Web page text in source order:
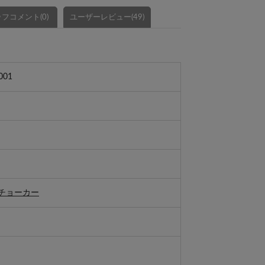
フコメント(0) ユーザーレビュー(49)
ョーカー